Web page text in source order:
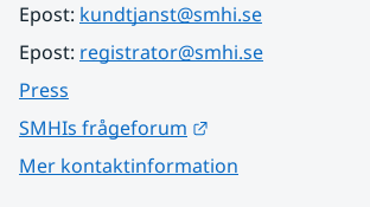
Epost: kundtjanst@smhi.se
Epost: registrator@smhi.se
Press
SMHIs frågeforum
Mer kontaktinformation